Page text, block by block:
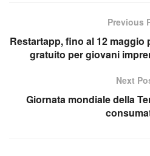
Previous
Restartapp, fino al 12
gratuito per giovani
Next
Giornata mondiale della